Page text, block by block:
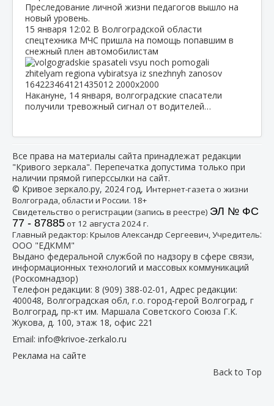
Преследование личной жизни педагогов вышло на
новый уровень.
15 января 12:02 В Волгоградской области
спецтехника МЧС пришла на помощь попавшим в
снежный плен автомобилистам
Накануне, 14 января, волгоградские спасатели
получили тревожный сигнал от водителей…
Все права на материалы сайта принадлежат редакции
"Кривого зеркала". Перепечатка допустима только при
наличии прямой гиперссылки на сайт.
© Кривое зеркало.ру, 2024 год, Интернет-газета о жизни
Волгограда, области и России. 18+
Свидетельство о регистрации (запись в реестре) ЭЛ № ФС
77 - 87885от 12 августа 2024 г.
Главный редактор: Крылов Александр Сергеевич, Учредитель:
ООО "ЕДКММ"
Выдано федеральной службой по надзору в сфере связи,
информационных технологий и массовых коммуникаций
(Роскомнадзор)
Телефон редакции: 8 (909) 388-02-01 , Адрес редакции:
400048, Волгоградская обл, г.о. город-герой Волгоград, г
Волгоград, пр-кт им. Маршала Советского Союза Г.К.
Жукова, д. 100, этаж 18, офис 221
Email: info@krivoe-zerkalo.ru
Реклама на сайте
Back to Top